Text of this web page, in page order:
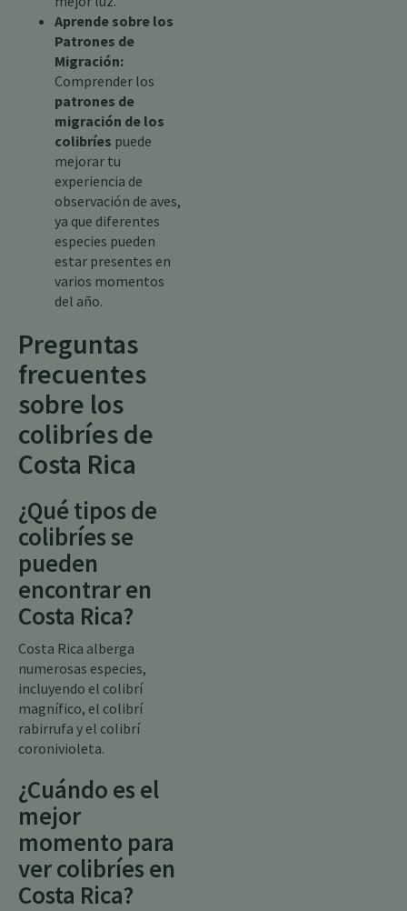
Aprende sobre los
Patrones de
Migración:
Comprender los
patrones de
migración de los
colibríes puede
mejorar tu
experiencia de
observación de aves,
ya que diferentes
especies pueden
estar presentes en
varios momentos
del año.
Preguntas
frecuentes
sobre los
colibríes de
Costa Rica
¿Qué tipos de
colibríes se
pueden
encontrar en
Costa Rica?
Costa Rica alberga
numerosas especies,
incluyendo el colibrí
magnífico, el colibrí
rabirrufa y el colibrí
coronivioleta.
¿Cuándo es el
mejor
momento para
ver colibríes en
Costa Rica?